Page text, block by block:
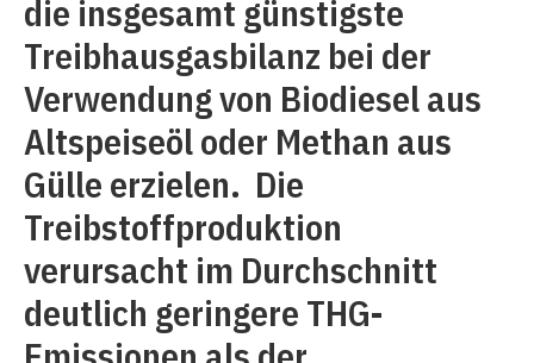
die insgesamt günstigste
Treibhausgasbilanz bei der
Verwendung von Biodiesel aus
Altspeiseöl oder Methan aus
Gülle erzielen. Die
Treibstoffproduktion
verursacht im Durchschnitt
deutlich geringere THG-